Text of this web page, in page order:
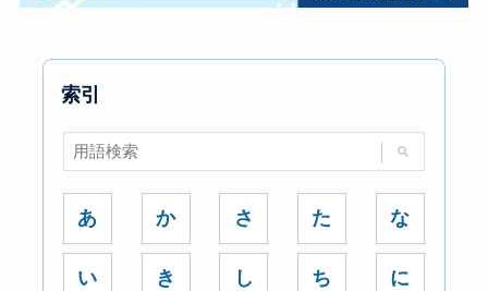
索引
あ
い
か
き
さ
し
た
ち
な
に